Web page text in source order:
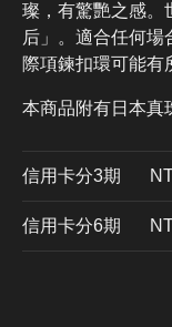
璨，有驚艷之感。
后」。適合任何場
際項鍊扣環可能有
本商品附有日本真
信用卡分3期
信用卡分6期